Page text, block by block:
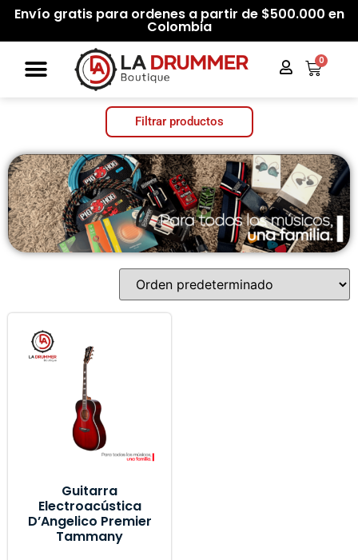
Envío gratis para ordenes a partir de $500.000 en
Colombia
0
Filtrar productos
Categorías del producto
Filtrar por precio
Filtrar
Marcas del producto
Guitarra
Electroacústica
D’Angelico Premier
Tammany